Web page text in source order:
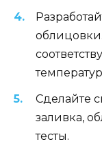
Сделайте
заливка,
тесты.